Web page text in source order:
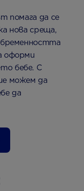
помага да се
нова среща,
бременността
оформи
бебе. С
можем да
да